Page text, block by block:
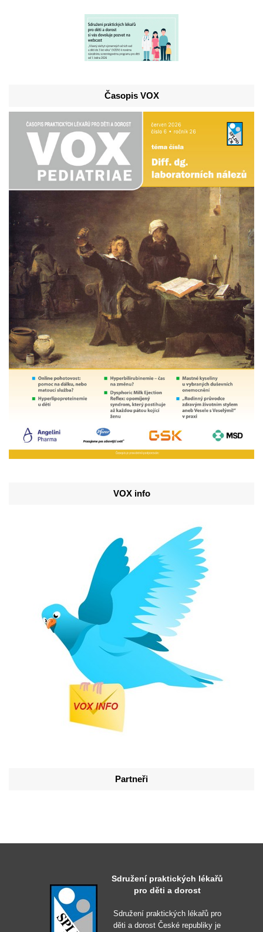
Časopis VOX
VOX info
Partneři
Sdružení praktických lékařů
pro děti a dorost
Sdružení praktických lékařů pro
děti a dorost České republiky je